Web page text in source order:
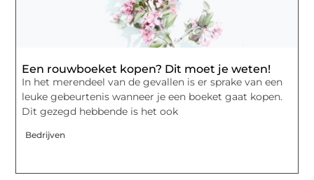
Een rouwboeket kopen? Dit moet je weten!
In het merendeel van de gevallen is er sprake van een
leuke gebeurtenis wanneer je een boeket gaat kopen.
Dit gezegd hebbende is het ook
Bedrijven